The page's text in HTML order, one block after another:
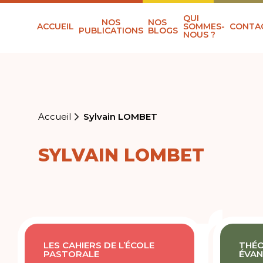
ACCUEIL NOS
PUBLICATIONS
NOS
BLOGS
QUI
SOMMES-
NOUS ?
Accueil Sylvain LOMBET
SYLVAIN LOMBET
LES CAHIERS DE L’ÉCOLE
PASTORALE